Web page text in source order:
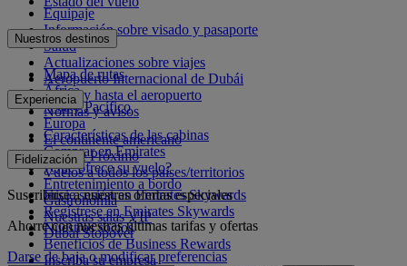
Equipaje
Información sobre visado y pasaporte
Salud
Actualizaciones sobre viajes
Aeropuerto Internacional de Dubái
Desde y hasta el aeropuerto
Normas y avisos
Nuestros destinos
Mapa de rutas
África
Asia y Pacífico
Europa
El continente americano
Oriente Próximo
Vuelos a todos los países/territorios
Experiencia
Características de las cabinas
Comprar en Emirates
¿Qué ofrece su vuelo?
Entretenimiento a bordo
Gastronomía
Nuestras salas VIP
Dubai Stopover
Fidelización
Inicie sesión en Emirates Skywards
Regístrese en Emirates Skywards
Nuestros socios
Beneficios de Business Rewards
Inscriba su empresa
Suscribirse a nuestras ofertas especiales
Ahorre con nuestras últimas tarifas y ofertas
Darse de baja o modificar preferencias